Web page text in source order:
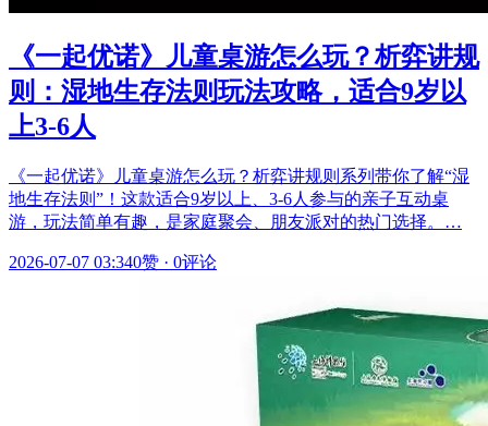
《一起优诺》儿童桌游怎么玩？析弈讲规
则：湿地生存法则玩法攻略，适合9岁以
上3-6人
《一起优诺》儿童桌游怎么玩？析弈讲规则系列带你了解“湿
地生存法则”！这款适合9岁以上、3-6人参与的亲子互动桌
游，玩法简单有趣，是家庭聚会、朋友派对的热门选择。…
2026-07-07 03:340赞 · 0评论